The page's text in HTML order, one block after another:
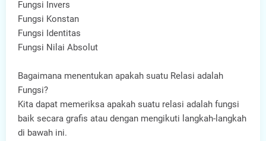
Fungsi Invers
Fungsi Konstan
Fungsi Identitas
Fungsi Nilai Absolut
Bagaimana menentukan apakah suatu Relasi adalah
Fungsi?
Kita dapat memeriksa apakah suatu relasi adalah fungsi
baik secara grafis atau dengan mengikuti langkah-langkah
di bawah ini.